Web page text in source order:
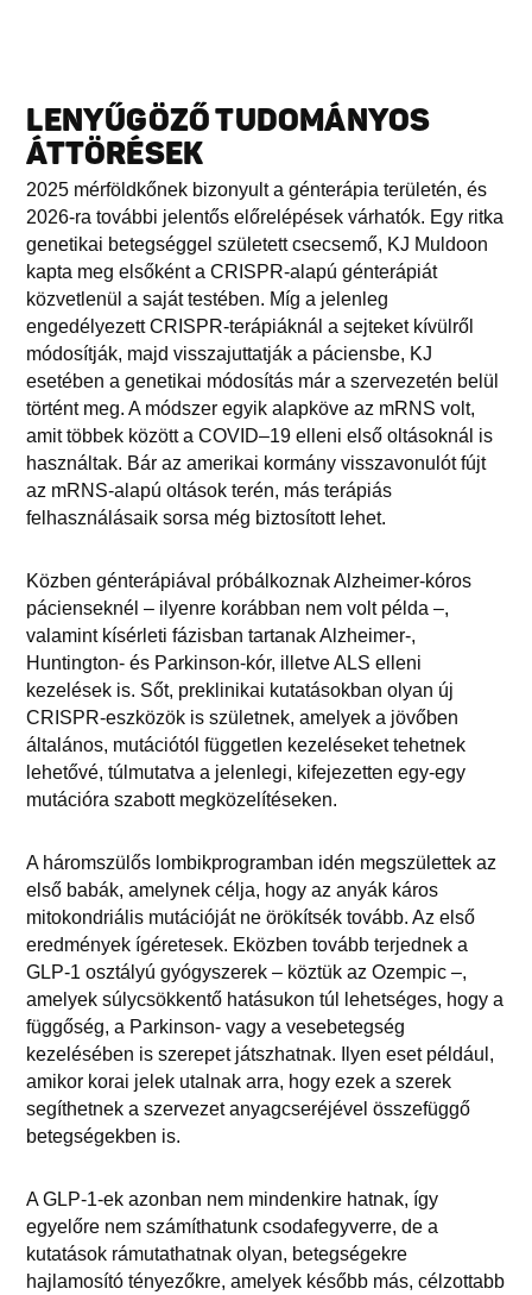
LENYŰGÖZŐ TUDOMÁNYOS
ÁTTÖRÉSEK
2025 mérföldkőnek bizonyult a génterápia területén, és
2026-ra további jelentős előrelépések várhatók. Egy ritka
genetikai betegséggel született csecsemő, KJ Muldoon
kapta meg elsőként a CRISPR-alapú génterápiát
közvetlenül a saját testében. Míg a jelenleg
engedélyezett CRISPR-terápiáknál a sejteket kívülről
módosítják, majd visszajuttatják a páciensbe, KJ
esetében a genetikai módosítás már a szervezetén belül
történt meg. A módszer egyik alapköve az mRNS volt,
amit többek között a COVID–19 elleni első oltásoknál is
használtak. Bár az amerikai kormány visszavonulót fújt
az mRNS-alapú oltások terén, más terápiás
felhasználásaik sorsa még biztosított lehet.
Közben génterápiával próbálkoznak Alzheimer-kóros
pácienseknél – ilyenre korábban nem volt példa –,
valamint kísérleti fázisban tartanak Alzheimer-,
Huntington- és Parkinson-kór, illetve ALS elleni
kezelések is. Sőt, preklinikai kutatásokban olyan új
CRISPR-eszközök is születnek, amelyek a jövőben
általános, mutációtól független kezeléseket tehetnek
lehetővé, túlmutatva a jelenlegi, kifejezetten egy-egy
mutációra szabott megközelítéseken.
A háromszülős lombikprogramban idén megszülettek az
első babák, amelynek célja, hogy az anyák káros
mitokondriális mutációját ne örökítsék tovább. Az első
eredmények ígéretesek. Eközben tovább terjednek a
GLP-1 osztályú gyógyszerek – köztük az Ozempic –,
amelyek súlycsökkentő hatásukon túl lehetséges, hogy a
függőség, a Parkinson- vagy a vesebetegség
kezelésében is szerepet játszhatnak. Ilyen eset például,
amikor korai jelek utalnak arra, hogy ezek a szerek
segíthetnek a szervezet anyagcseréjével összefüggő
betegségekben is.
A GLP-1-ek azonban nem mindenkire hatnak, így
egyelőre nem számíthatunk csodafegyverre, de a
kutatások rámutathatnak olyan, betegségekre
hajlamosító tényezőkre, amelyek később más, célzottabb